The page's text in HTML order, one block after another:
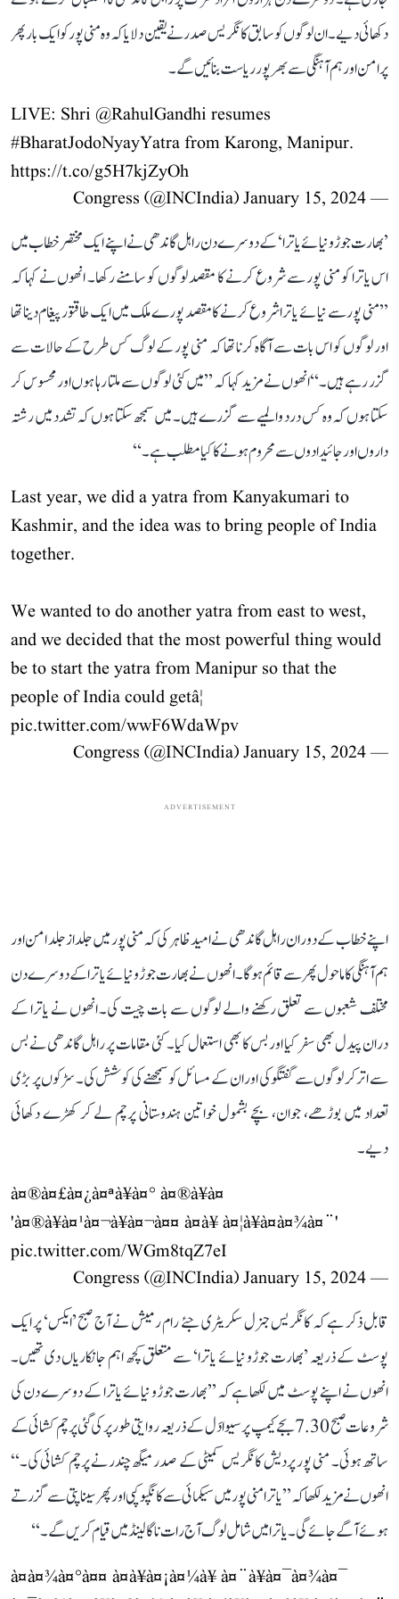
دکھائی دیے۔ ان لوگوں کو سابق کانگریس صدر نے یقین دلایا کہ وہ منی پور کو ایک بار پھر
پرامن اور ہم آہنگی سے بھرپور ریاست بنائیں گے۔
LIVE: Shri @RahulGandhi resumes
#BharatJodoNyayYatrafrom Karong, Manipur.
https://t.co/g5H7kjZyOh
— Congress (@INCIndia)
January 15, 2024
’بھارت جوڑو نیائے یاترا‘ کے دوسرے دن راہل گاندھی نے اپنے ایک مختصر خطاب میں
اس یاترا کو منی پور سے شروع کرنے کا مقصد لوگوں کو سامنے رکھا۔ انھوں نے کہا کہ
’’منی پور سے نیائے یاترا شروع کرنے کا مقصد پورے ملک میں ایک طاقتور پیغام دینا تھا
اور لوگوں کو اس بات سے آگاہ کرنا تھا کہ منی پور کے لوگ کس طرح کے حالات سے
گزر رہے ہیں۔‘‘ انھوں نے مزید کہا کہ ’’میں کئی لوگوں سے ملتا رہا ہوں اور محسوس کر
سکتا ہوں کہ وہ کس درد و المیے سے گزرے ہیں۔ میں سمجھ سکتا ہوں کہ تشدد میں رشتہ
داروں اور جائیدادوں سے محروم ہونے کا کیا مطلب ہے۔‘‘
Last year, we did a yatra from Kanyakumari to
Kashmir, and the idea was to bring people of India
together.
We wanted to do another yatra from east to west,
and we decided that the most powerful thing would
be to start the yatra from Manipur so that the
people of India could getâ¦
pic.twitter.com/wwF6WdaWpv
— Congress (@INCIndia)
January 15, 2024
ADVERTISEMENT
اپنے خطاب کے دوران راہل گاندھی نے امید ظاہر کی کہ منی پور میں جلد از جلد امن اور
ہم آہنگی کا ماحول پھر سے قائم ہوگا۔ انھوں نے بھارت جوڑو نیائے یاترا کے دوسرے دن
مختلف شعبوں سے تعلق رکھنے والے لوگوں سے بات چیت کی۔ انھوں نے یاترا کے
دران پیدل بھی سفر کیا اور بس کا بھی استعمال کیا۔ کئی مقامات پر راہل گاندھی نے بس
سے اتر کر لوگوں سے گفتگو کی اور ان کے مسائل کو سمجھنے کی کوشش کی۔ سڑکوں پر بڑی
تعداد میں بوڑھے، جوان، بچے بشمول خواتین ہندوستانی پرچم لے کر کھڑے دکھائی
دیے۔
à¤®à¤£à¤¿à¤ªà¥à¤° à¤®à¥à¤
'à¤®à¥à¤¹à¤¬à¥à¤¬à¤¤ à¤à¥ à¤¦à¥à¤à¤¾à¤¨'
pic.twitter.com/WGm8tqZ7eI
— Congress (@INCIndia)
January 15, 2024
قابل ذکر ہے کہ کانگریس جنرل سکریٹری جئے رام رمیش نے آج صبح ’ایکس‘ پر ایک
پوسٹ کے ذریعہ ’بھارت جوڑو نیائے یاترا‘ سے متعلق کچھ اہم جانکاریاں دی تھیں۔
انھوں نے اپنے پوسٹ میں لکھا ہے کہ ’’بھارت جوڑو نیائے یاترا کے دوسرے دن کی
شروعات صبح 7.30 بجے کیمپ پر سیوا دَل کے ذریعہ روایتی طور پر کی گئی پرچم کشائی کے
ساتھ ہوئی۔ منی پور پردیش کانگریس کمیٹی کے صدر میگھ چندر نے پرچم کشائی کی۔‘‘
انھوں نے مزید لکھا کہ ’’یاترا منی پور میں سیکمائی سے کانگپوکپی اور پھر سیناپتی سے گزرتے
ہوئے آگے جائے گی۔ یاترا میں شامل لوگ آج رات ناگالینڈ میں قیام کریں گے۔‘‘
à¤­à¤¾à¤°à¤¤ à¤à¥à¤¡à¤¼à¥ à¤¨à¥à¤¯à¤¾à¤¯